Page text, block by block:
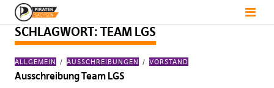
SCHLAGWORT: TEAM LGS
ALLGEMEIN AUSSCHREIBUNGEN VORSTAND
Ausschreibung Team LGS